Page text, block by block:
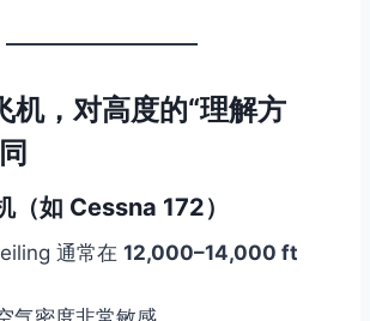
机，对高度的“理解方
（如 Cessna 172）
通常在 12,000–14,000 ft